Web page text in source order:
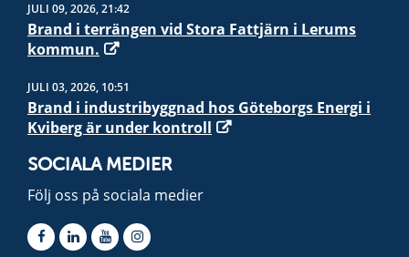
JULI 09, 2026, 21:42
Brand i terrängen vid Stora Fattjärn i Lerums
kommun.
JULI 03, 2026, 10:51
Brand i industribyggnad hos Göteborgs Energi i
Kviberg är under kontroll
SOCIALA MEDIER
Följ oss på sociala medier